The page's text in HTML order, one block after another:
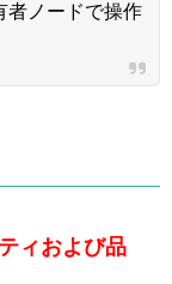
者ノードで操作
ィおよび品